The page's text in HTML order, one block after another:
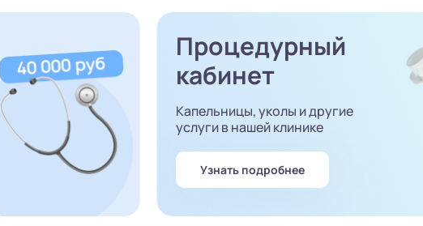
Процедурный
кабинет
Капельницы, уколы и другие
услуги в нашей клинике
Узнать подробнее